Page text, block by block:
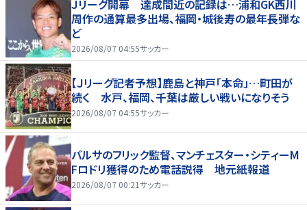
Ｊリーグ開幕 達成間近の記録は…浦和GK西川
周作の通算最多出場、福岡・城後寿の最年長弾な
ど
2026/08/07 04:55サッカー
【Ｊリーグ記者予想】鹿島と神戸「本命」…町田が
続く 水戸、福岡、千葉は厳しい戦いになりそう
2026/08/07 04:55サッカー
バルサのフリック監督、マンチェスター・シティーM
Fロドリ獲得のため電話説得 地元紙報道
2026/08/07 00:21サッカー